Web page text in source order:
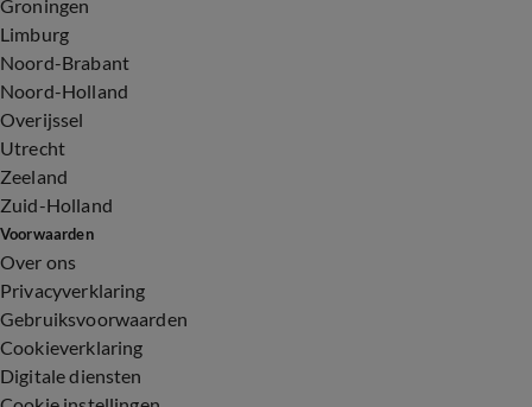
Groningen
Limburg
Noord-Brabant
Noord-Holland
Overijssel
Utrecht
Zeeland
Zuid-Holland
Voorwaarden
Over ons
Privacyverklaring
Gebruiksvoorwaarden
Cookieverklaring
Digitale diensten